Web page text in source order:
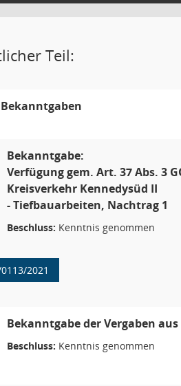
Teil:
Bekanntgaben
Bekanntgabe:
Verfügung gem. Art. 37 Abs. 3
Kreisverkehr Kennedysüd II
- Tiefbauarbeiten, Nachtrag 1
Beschluss: Kenntnis genommen
2021
Bekanntgabe der Vergaben
Beschluss: Kenntnis genommen